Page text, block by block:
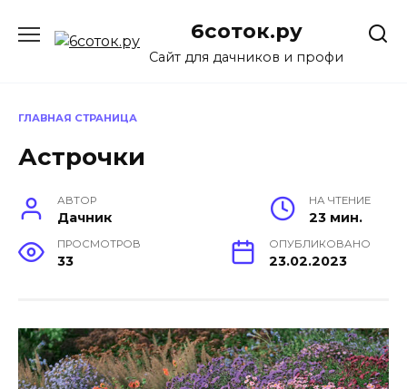
содержанию
6соток.ру
Сайт для дачников и профи
ГЛАВНАЯ СТРАНИЦА
Астрочки
АВТОР
Дачник
НА ЧТЕНИЕ
23 мин.
ПРОСМОТРОВ
33
ОПУБЛИКОВАНО
23.02.2023